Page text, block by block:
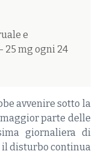
e
25 mg ogni 24
avvenire sotto la
parte delle
giornaliera di
il disturbo continua